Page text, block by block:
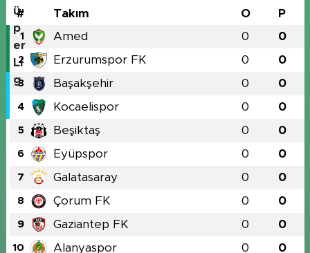
# Takım O P
1 Amed 0 0
2 Erzurumspor FK 0 0
3 Başakşehir 0 0
4 Kocaelispor 0 0
5 Beşiktaş 0 0
6 Eyüpspor 0 0
7 Galatasaray 0 0
8 Çorum FK 0 0
9 Gaziantep FK 0 0
10 Alanyaspor 0 0